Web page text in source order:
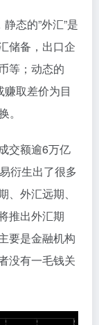
态的”外汇”是
储备，出口企
等；动态的
赚取差价为目
。
交额逾6万亿
衍生出了很多
外汇远期、
推出外汇期
要是金融机构
没有一毛钱关